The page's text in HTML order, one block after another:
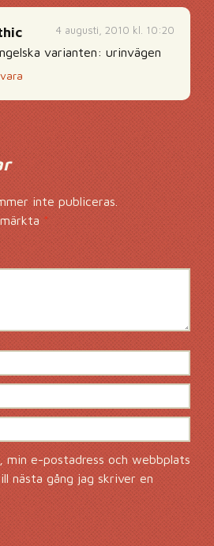
4 augusti, 2010 kl. 10:20
varianten: urinvägen
inte publiceras.
*
min e-postadress och webbplats
nästa gång jag skriver en